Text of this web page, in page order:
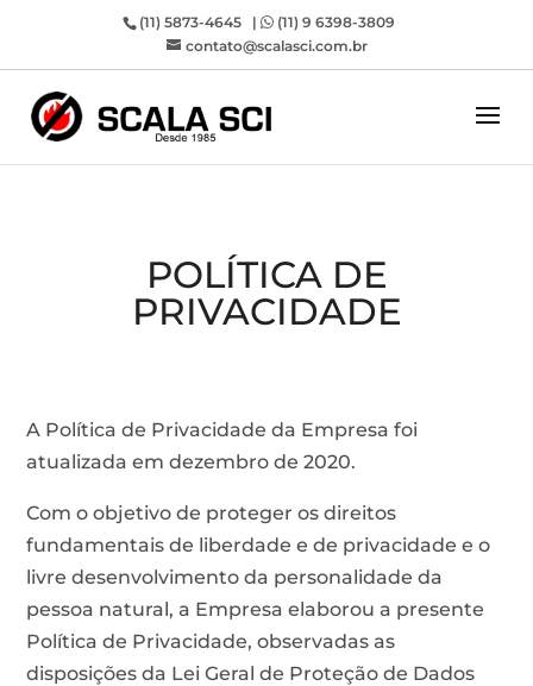
(11) 5873-4645 |
(11) 9 6398-3809
contato@scalasci.com.br
POLÍTICA DE
PRIVACIDADE
A Política de Privacidade da Empresa foi
atualizada em dezembro de 2020.
Com o objetivo de proteger os direitos
fundamentais de liberdade e de privacidade e o
livre desenvolvimento da personalidade da
pessoa natural, a Empresa elaborou a presente
Política de Privacidade, observadas as
disposições da Lei Geral de Proteção de Dados